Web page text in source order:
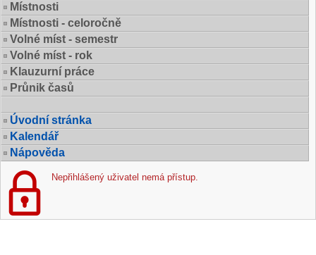
Místnosti
Místnosti - celoročně
Volné míst - semestr
Volné míst - rok
Klauzurní práce
Průnik časů
Úvodní stránka
Kalendář
Nápověda
Nepřihlášený uživatel nemá přístup.